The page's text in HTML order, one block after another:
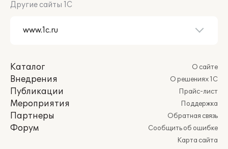
Другие сайты 1С
Каталог
Внедрения
Публикации
Мероприятия
Партнеры
Форум
О сайте
О решениях 1С
Прайс-лист
Поддержка
Обратная связь
Сообщить об ошибке
Карта сайта